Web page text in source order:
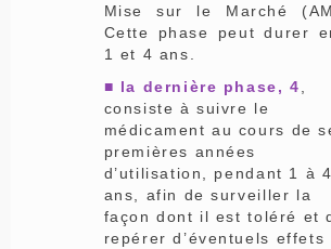
Mise sur le Marché
Cette phase peut durer
1 et 4 ans.
■ la dernière phase, 4
consiste à suivre le
médicament au cours de
premières années
d’utilisation, pendant 1 à 4
ans, afin de surveiller la
façon dont il est toléré et
repérer d’éventuels effets